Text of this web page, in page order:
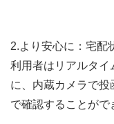
2.より安心に：宅配
利用者はリアルタイ
に、内蔵カメラで投
で確認することがで